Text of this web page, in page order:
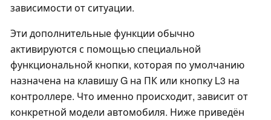
зависимости от ситуации.
Эти дополнительные функции обычно
активируются с помощью специальной
функциональной кнопки, которая по умолчанию
назначена на клавишу G на ПК или кнопку L3 на
контроллере. Что именно происходит, зависит от
конкретной модели автомобиля. Ниже приведён